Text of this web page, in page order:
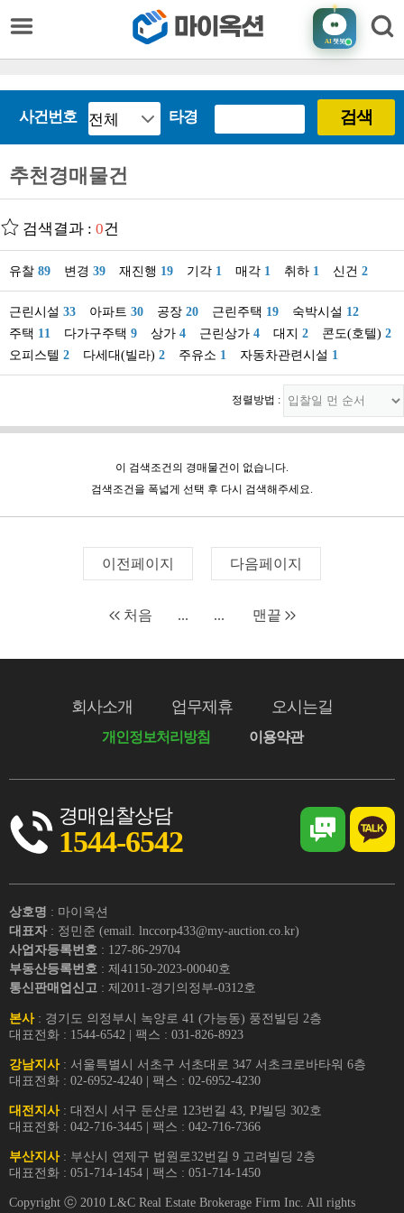
AI챗봇
사건번호 타경 검색
추천경매물건
검색결과 : 0건
유찰 89 변경 39 재진행 19 기각 1 매각 1 취하 1 신건 2
근린시설 33 아파트 30 공장 20 근린주택 19 숙박시설 12
주택 11 다가구주택 9 상가 4 근린상가 4 대지 2 콘도(호텔) 2
오피스텔 2 다세대(빌라) 2 주유소 1 자동차관련시설 1
정렬방법 :
이 검색조건의 경매물건이 없습니다.
검색조건을 폭넓게 선택 후 다시 검색해주세요.
이전페이지 다음페이지
처음 ... ... 맨끝
회사소개 업무제휴 오시는길
개인정보처리방침 이용약관
경매입찰상담
1544-6542
상호명 : 마이옥션
대표자 : 정민준 (email. lnccorp433@my-auction.co.kr)
사업자등록번호 : 127-86-29704
부동산등록번호 : 제41150-2023-00040호
통신판매업신고 : 제2011-경기의정부-0312호
본사: 경기도 의정부시 녹양로 41 (가능동) 풍전빌딩 2층
대표전화 : 1544-6542 | 팩스 : 031-826-8923
강남지사: 서울특별시 서초구 서초대로 347 서초크로바타워 6층
대표전화 : 02-6952-4240 | 팩스 : 02-6952-4230
대전지사: 대전시 서구 둔산로 123번길 43, PJ빌딩 302호
대표전화 : 042-716-3445 | 팩스 : 042-716-7366
부산지사: 부산시 연제구 법원로32번길 9 고려빌딩 2층
대표전화 : 051-714-1454 | 팩스 : 051-714-1450
Copyright ⓒ 2010 L&C Real Estate Brokerage Firm Inc. All rights